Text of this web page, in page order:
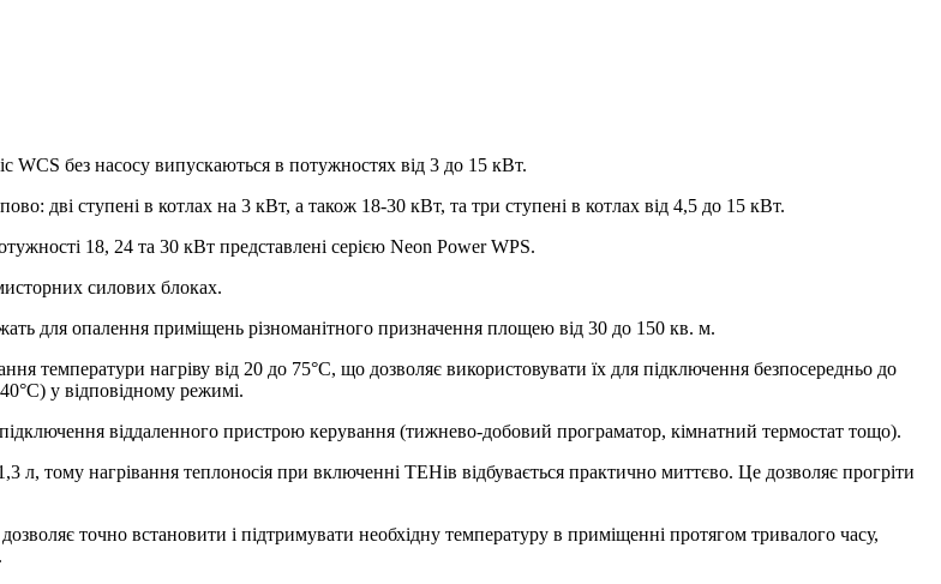
WCS без насосу випускаються в потужностях від 3 до 15 кВт.
дві ступені в котлах на 3 кВт, а також 18-30 кВт, та три ступені в котлах від 4,5 до 15 кВт.
18, 24 та 30 кВт представлені серією Neon Power WPS.
силових блоках.
для опалення приміщень різноманітного призначення площею від 30 до 150 кв. м.
температури нагріву від 20 до 75°С, що дозволяє використовувати їх для підключення безпосередньо до
у відповідному режимі.
віддаленного пристрою керування (тижнево-добовий програматор, кімнатний термостат тощо).
л, тому нагрівання теплоносія при включенні ТЕНів відбувається практично миттєво. Це дозволяє прогріти
точно встановити і підтримувати необхідну температуру в приміщенні протягом тривалого часу,